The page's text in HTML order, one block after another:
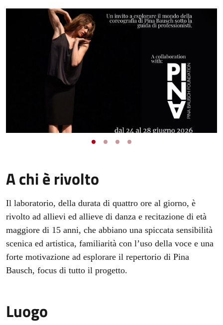
A chi è rivolto
Il laboratorio, della durata di quattro ore al giorno, è
rivolto ad allievi ed allieve di danza e recitazione di età
maggiore di 15 anni, che abbiano una spiccata sensibilità
scenica ed artistica, familiarità con l’uso della voce e una
forte motivazione ad esplorare il repertorio di Pina
Bausch, focus di tutto il progetto.
Luogo